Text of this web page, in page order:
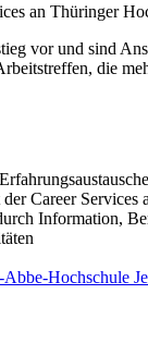
an Thüringer
vor und sind
die
Career
Information,
Abbe-Hochschule